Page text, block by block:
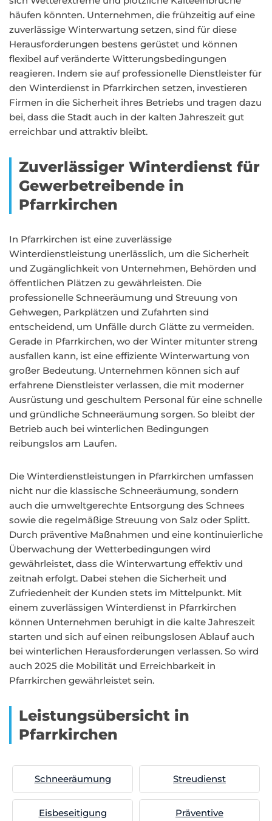
häufen könnten. Unternehmen, die frühzeitig auf eine
zuverlässige Winterwartung setzen, sind für diese
Herausforderungen bestens gerüstet und können
flexibel auf veränderte Witterungsbedingungen
reagieren. Indem sie auf professionelle Dienstleister für
den Winterdienst in Pfarrkirchen setzen, investieren
Firmen in die Sicherheit ihres Betriebs und tragen dazu
bei, dass die Stadt auch in der kalten Jahreszeit gut
erreichbar und attraktiv bleibt.
Zuverlässiger Winterdienst für
Gewerbetreibende in
Pfarrkirchen
In Pfarrkirchen ist eine zuverlässige
Winterdienstleistung unerlässlich, um die Sicherheit
und Zugänglichkeit von Unternehmen, Behörden und
öffentlichen Plätzen zu gewährleisten. Die
professionelle Schneeräumung und Streuung von
Gehwegen, Parkplätzen und Zufahrten sind
entscheidend, um Unfälle durch Glätte zu vermeiden.
Gerade in Pfarrkirchen, wo der Winter mitunter streng
ausfallen kann, ist eine effiziente Winterwartung von
großer Bedeutung. Unternehmen können sich auf
erfahrene Dienstleister verlassen, die mit moderner
Ausrüstung und geschultem Personal für eine schnelle
und gründliche Schneeräumung sorgen. So bleibt der
Betrieb auch bei winterlichen Bedingungen
reibungslos am Laufen.
Die Winterdienstleistungen in Pfarrkirchen umfassen
nicht nur die klassische Schneeräumung, sondern
auch die umweltgerechte Entsorgung des Schnees
sowie die regelmäßige Streuung von Salz oder Splitt.
Durch präventive Maßnahmen und eine kontinuierliche
Überwachung der Wetterbedingungen wird
gewährleistet, dass die Winterwartung effektiv und
zeitnah erfolgt. Dabei stehen die Sicherheit und
Zufriedenheit der Kunden stets im Mittelpunkt. Mit
einem zuverlässigen Winterdienst in Pfarrkirchen
können Unternehmen beruhigt in die kalte Jahreszeit
starten und sich auf einen reibungslosen Ablauf auch
bei winterlichen Herausforderungen verlassen. So wird
auch 2025 die Mobilität und Erreichbarkeit in
Pfarrkirchen gewährleistet sein.
Leistungsübersicht in
Pfarrkirchen
Schneeräumung Streudienst
Eisbeseitigung
Präventive